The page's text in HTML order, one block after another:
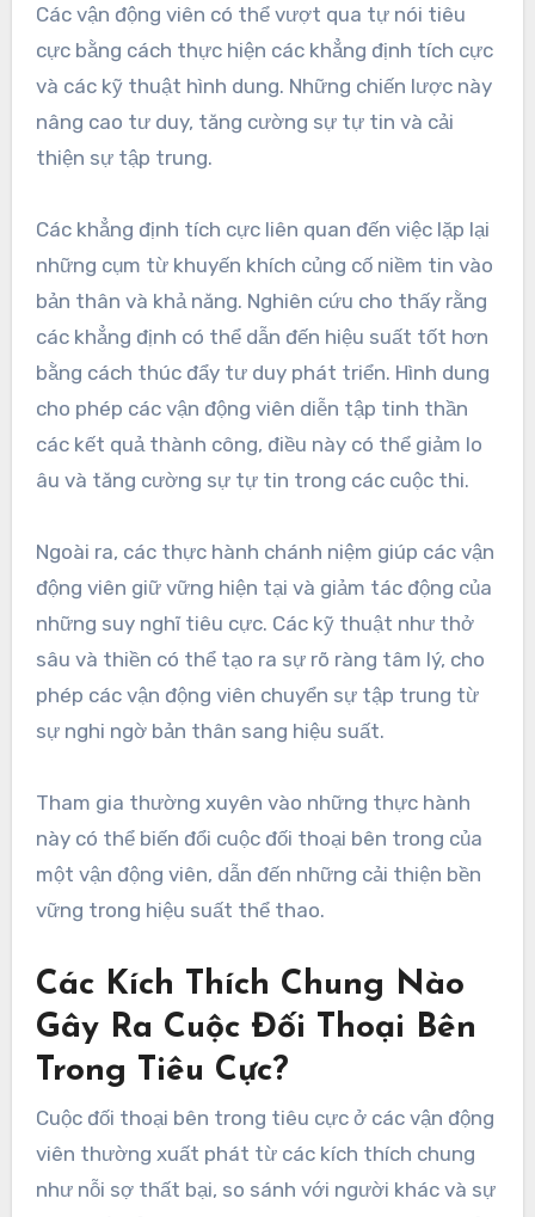
Các Vận Động Viên Có
Thể Vượt Qua Tự Nói
Tiêu Cực Như Thế Nào?
Các vận động viên có thể vượt qua tự nói tiêu
cực bằng cách thực hiện các khẳng định tích cực
và các kỹ thuật hình dung. Những chiến lược này
nâng cao tư duy, tăng cường sự tự tin và cải
thiện sự tập trung.
Các khẳng định tích cực liên quan đến việc lặp lại
những cụm từ khuyến khích củng cố niềm tin vào
các khẳng định có thể dẫn đến hiệu suất tốt hơn
bằng cách thúc đẩy tư duy phát triển. Hình dung
cho phép các vận động viên diễn tập tinh thần
các kết quả thành công, điều này có thể giảm lo
âu và tăng cường sự tự tin trong các cuộc thi.
động viên giữ vững hiện tại và giảm tác động của
những suy nghĩ tiêu cực. Các kỹ thuật như thở
sâu và thiền có thể tạo ra sự rõ ràng tâm lý, cho
phép các vận động viên chuyển sự tập trung từ
Tham gia thường xuyên vào những thực hành
này có thể biến đổi cuộc đối thoại bên trong của
một vận động viên, dẫn đến những cải thiện bền
vững trong hiệu suất thể thao.
Các Kích Thích Chung Nào